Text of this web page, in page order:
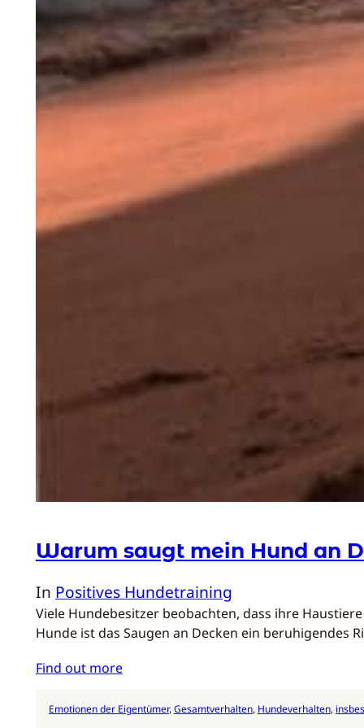
Warum saugt mein Hund an
In Positives Hundetraining
Viele Hundebesitzer beobachten, dass ihre
Hunde ist das Saugen an Decken ein beruhigendes
Find out more
Emotionen der Eigentümer, Gesamtverhalten, Hundeverhalten,